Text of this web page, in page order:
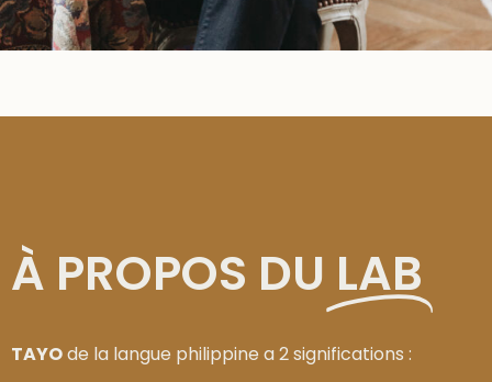
À PROPOS DU LAB
TAYOde la langue philippine a 2 significations :